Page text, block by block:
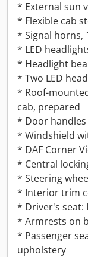
* External sun
* Flexible cab
* Signal horns,
* LED
* Headlight
* Two LED
* Roof-
cab, prepared
* Door
* Windshield
* DAF Corner
* Central
* Steering
* Interior trim
* Driver's seat:
* Armrests on
* Passenger
upholstery